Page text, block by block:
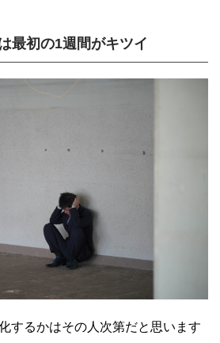
最初の1週間がキツイ
するかはその人次第だと思います